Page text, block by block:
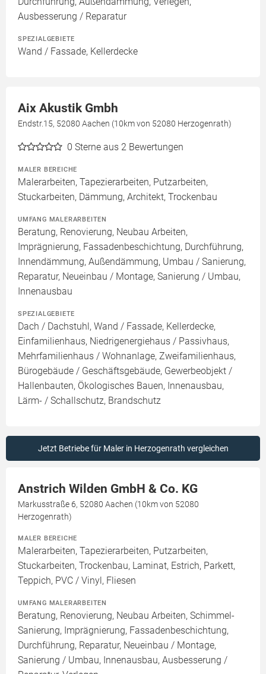
Ausbesserung / Reparatur
SPEZIALGEBIETE
Wand / Fassade, Kellerdecke
Aix Akustik Gmbh
Endstr.15, 52080 Aachen (10km von 52080 Herzogenrath)
0 Sterne aus 2 Bewertungen
MALER BEREICHE
Malerarbeiten, Tapezierarbeiten, Putzarbeiten,
Stuckarbeiten, Dämmung, Architekt, Trockenbau
UMFANG MALERARBEITEN
Beratung, Renovierung, Neubau Arbeiten,
Imprägnierung, Fassadenbeschichtung, Durchführung,
Innendämmung, Außendämmung, Umbau / Sanierung,
Reparatur, Neueinbau / Montage, Sanierung / Umbau,
Innenausbau
SPEZIALGEBIETE
Dach / Dachstuhl, Wand / Fassade, Kellerdecke,
Einfamilienhaus, Niedrigenergiehaus / Passivhaus,
Mehrfamilienhaus / Wohnanlage, Zweifamilienhaus,
Bürogebäude / Geschäftsgebäude, Gewerbeobjekt /
Hallenbauten, Ökologisches Bauen, Innenausbau,
Lärm- / Schallschutz, Brandschutz
Jetzt Betriebe für Maler in Herzogenrath vergleichen
Anstrich Wilden GmbH & Co. KG
Markusstraße 6, 52080 Aachen (10km von 52080
Herzogenrath)
MALER BEREICHE
Malerarbeiten, Tapezierarbeiten, Putzarbeiten,
Stuckarbeiten, Trockenbau, Laminat, Estrich, Parkett,
Teppich, PVC / Vinyl, Fliesen
UMFANG MALERARBEITEN
Beratung, Renovierung, Neubau Arbeiten, Schimmel-
Sanierung, Imprägnierung, Fassadenbeschichtung,
Durchführung, Reparatur, Neueinbau / Montage,
Sanierung / Umbau, Innenausbau, Ausbesserung /